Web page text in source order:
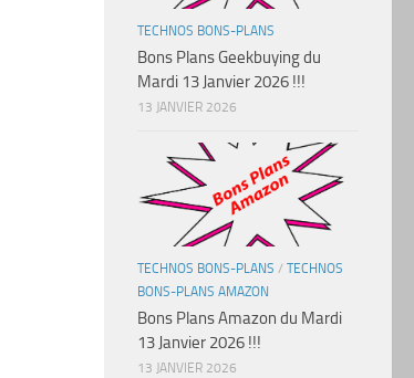
TECHNOS BONS-PLANS
Bons Plans Geekbuying du
Mardi 13 Janvier 2026 !!!
13 JANVIER 2026
TECHNOS BONS-PLANS / TECHNOS
BONS-PLANS AMAZON
Bons Plans Amazon du Mardi
13 Janvier 2026 !!!
13 JANVIER 2026